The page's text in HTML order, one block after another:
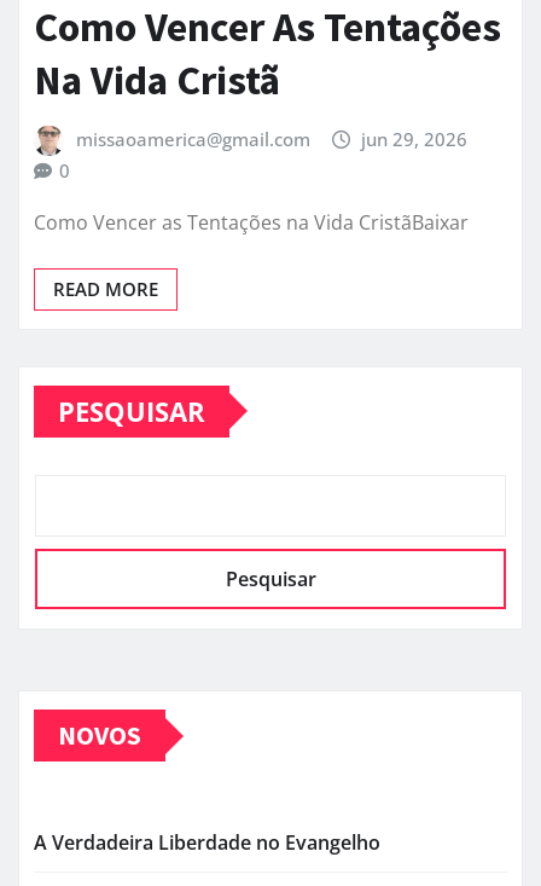
Como Vencer As Tentações
Na Vida Cristã
missaoamerica@gmail.com
jun 29, 2026
0
Como Vencer as Tentações na Vida CristãBaixar
READ MORE
PESQUISAR
Pesquisar
NOVOS
A Verdadeira Liberdade no Evangelho